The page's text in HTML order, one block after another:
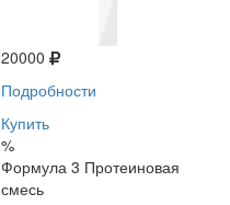
20000
Подробности
Купить
%
Формула 3 Протеиновая
смесь